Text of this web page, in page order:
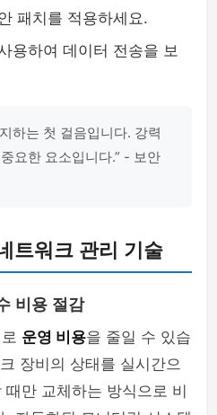
패치를 적용하세요.
용하여 데이터 전송을 보
하는 첫 걸음입니다. 강력
요한 요소입니다.” - 보안
트워크 관리 기술
비용 절감
운영 비용을 줄일 수 있습
장비의 상태를 실시간으
만 교체하는 방식으로 비